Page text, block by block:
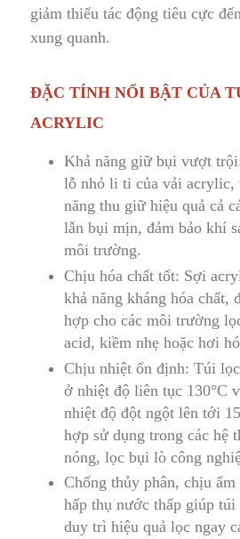
giảm thiểu tác động tiêu cực
xung quanh.
ĐẶC TÍNH NỔI BẬT CỦA
ACRYLIC
Khả năng giữ bụi vượt
lỗ nhỏ li ti của vải acrylic,
năng thu giữ hiệu quả cả
lẫn bụi mịn, đảm bảo khí
môi trường.
Chịu hóa chất tốt: Sợi
khả năng kháng hóa chất,
hợp cho các môi trường
acid, kiềm nhẹ hoặc hơi
Chịu nhiệt ổn định: Túi
ở nhiệt độ liên tục 130°C
nhiệt độ đột ngột lên tới
hợp sử dụng trong các hệ
nóng, lọc bụi lò công
Chống thủy phân, chịu
hấp thụ nước thấp giúp
duy trì hiệu quả lọc ngay